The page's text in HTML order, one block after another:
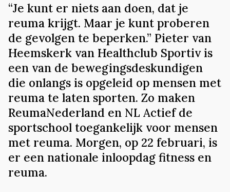
“Je kunt er niets aan doen, dat je
reuma krijgt. Maar je kunt proberen
de gevolgen te beperken.” Pieter van
Heemskerk van Healthclub Sportiv is
een van de bewegingsdeskundigen
die onlangs is opgeleid op mensen met
reuma te laten sporten. Zo maken
ReumaNederland en NL Actief de
sportschool toegankelijk voor mensen
met reuma. Morgen, op 22 februari, is
er een nationale inloopdag fitness en
reuma.